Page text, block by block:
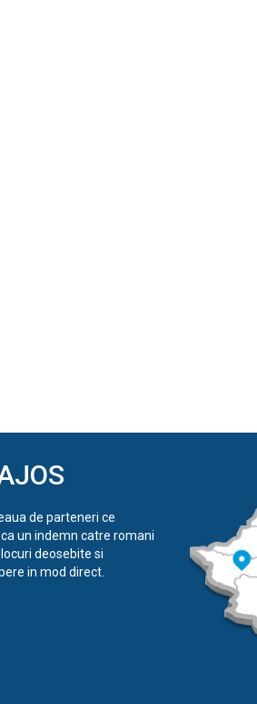
de parteneri ce
un indemn catre romani
deosebite si
in mod direct.